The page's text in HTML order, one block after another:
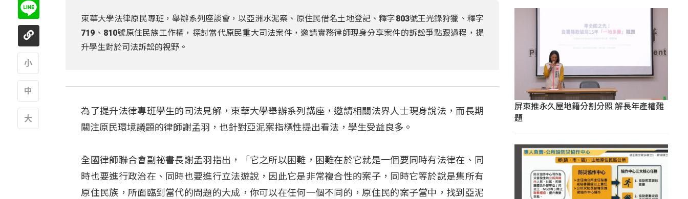
東華大學法律原民專班，舉辦系列座談會，以亞洲水泥案、原住民借名土地登記、釋字803號王光錄狩獵、釋字
719、810號原住民族工作權，探討當代原民重大司法案件，邀請實務律師現身分享案件的訴訟爭點跟過程，提
升學生對於司法訴訟的視野。
為了提升法律專班學生的司法見解，東華大學舉辦系列講座，邀請相關法界人士現身說法，而長期
關注原民環境議題的律師謝孟羽，也針對亞泥案指標性提出看法，學生受益良多。
全國律師聯合會副祕書長謝孟羽指出，「它之所以困難，困難在於它就是一個要同時有法律在、同
時也要進行政治在、同時也要進行立法遊說，因此它是非常複合性的案子，同時它等於說是集所有
原住民族，所面臨到當代的問題的大成，你可以在任何一個不同的，原住民的案子當中，找到亞泥
屏東推永久屋地籍分割分照 解長年產權難
題